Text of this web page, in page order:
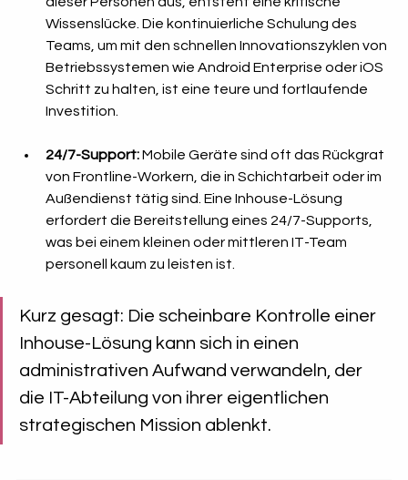
Wissenslücke. Die kontinuierliche Schulung des
Teams, um mit den schnellen Innovationszyklen von
Betriebssystemen wie Android Enterprise oder iOS
Schritt zu halten, ist eine teure und fortlaufende
Investition.
24/7-Support: Mobile Geräte sind oft das Rückgrat
von Frontline-Workern, die in Schichtarbeit oder im
Außendienst tätig sind. Eine Inhouse-Lösung
erfordert die Bereitstellung eines 24/7-Supports,
was bei einem kleinen oder mittleren IT-Team
personell kaum zu leisten ist.
Kurz gesagt: Die scheinbare Kontrolle einer
Inhouse-Lösung kann sich in einen
administrativen Aufwand verwandeln, der
die IT-Abteilung von ihrer eigentlichen
strategischen Mission ablenkt.